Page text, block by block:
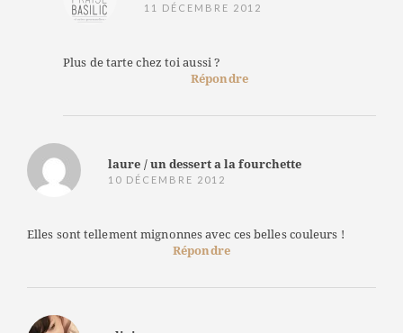
11 DÉCEMBRE 2012
Plus de tarte chez toi aussi ?
Répondre
laure / un dessert a la fourchette
10 DÉCEMBRE 2012
Elles sont tellement mignonnes avec ces belles couleurs !
Répondre